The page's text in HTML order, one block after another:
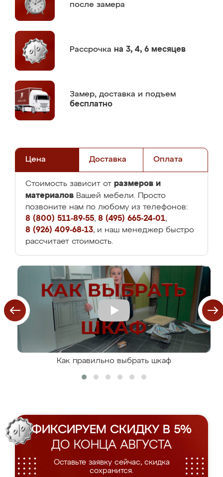
после замера
Рассрочка на 3, 4, 6 месяцев
Замер, доставка и подъем
бесплатно
Цена Доставка Оплата
Стоимость зависит от размеров и
материалов Вашей мебели. Просто
позвоните нам по любому из телефонов:
8 (800) 511-89-55, 8 (495) 665-24-01,
8 (926) 409-68-13, и наш менеджер быстро
рассчитает стоимость.
Как правильно выбрать шкаф
ФИКСИРУЕМ СКИДКУ В 5%
ДО КОНЦА АВГУСТА
Оставьте заявку сейчас, скидка
сохранится.